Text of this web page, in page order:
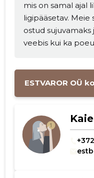
mis on samal ajal
ligipääsetav.
ostud sujuvamaks
veebis kui ka
ESTVAROR OÜ